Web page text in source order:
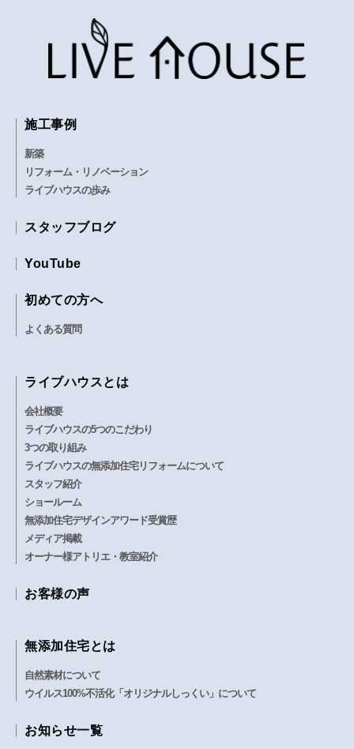
施工事例
新築
リフォーム・リノベーション
ライブハウスの歩み
スタッフブログ
YouTube
初めての方へ
よくある質問
ライブハウスとは
会社概要
ライブハウスの5つのこだわり
3つの取り組み
ライブハウスの無添加住宅リフォームについて
スタッフ紹介
ショールーム
無添加住宅デザインアワード受賞歴
メディア掲載
オーナー様アトリエ・教室紹介
お客様の声
無添加住宅とは
自然素材について
ウイルス100%不活化「オリジナルしっくい」について
お知らせ一覧